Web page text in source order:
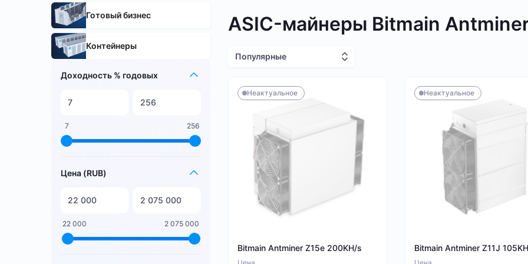
Готовый бизнес
Контейнеры
Доходность % годовых
7 256
Цена (RUB)
22 000 2 075 000
ASIC-майнеры Bitmain
Популярные
Неактуальное
Bitmain Antminer Z15e 200KH/s
Неактуальное
Bitmain Antminer Z11J